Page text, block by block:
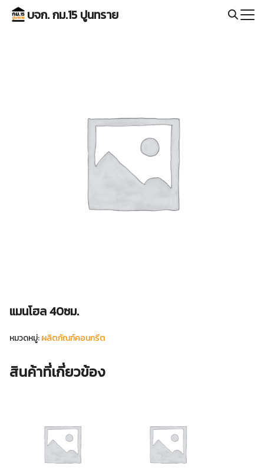
Skip
บจก. กม.15 ปูนทราย
แมนโฮล 40ซม.
หมวดหมู่:ผลิตภัณฑ์คอนกรีต
สินค้าที่เกี่ยวข้อง